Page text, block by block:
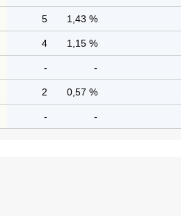
5 1,43 %
4 1,15 %
- -
2 0,57 %
- -